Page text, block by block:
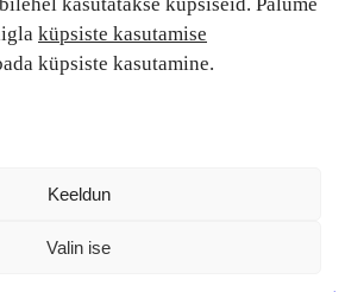
küpsiste kasutamise
küpsiste kasutamine.
Keeldun
Valin ise
ja õigused
kohustused